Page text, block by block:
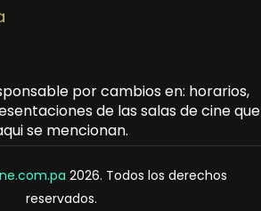
por cambios en: horarios,
de las salas de cine que
se mencionan.
2026. Todos los derechos
reservados.